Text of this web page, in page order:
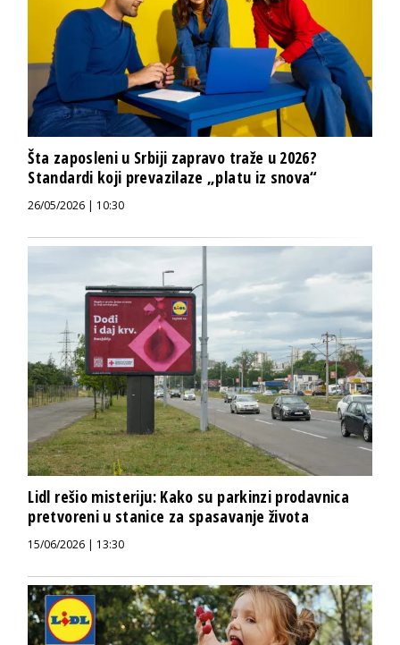
Šta zaposleni u Srbiji zapravo traže u 2026?
Standardi koji prevazilaze „platu iz snova“
26/05/2026 | 10:30
Lidl rešio misteriju: Kako su parkinzi prodavnica
pretvoreni u stanice za spasavanje života
15/06/2026 | 13:30